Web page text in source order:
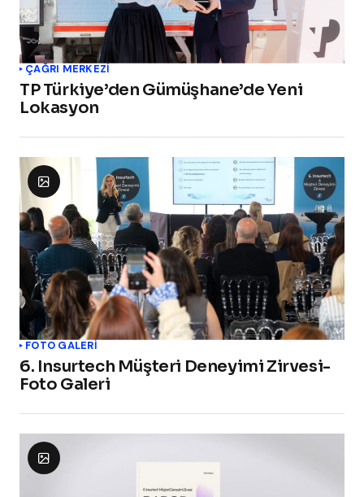
ÇAĞRI MERKEZI
TP Türkiye’den Gümüşhane’de Yeni
Lokasyon
FOTO GALERİ
6. Insurtech Müşteri Deneyimi Zirvesi-
Foto Galeri